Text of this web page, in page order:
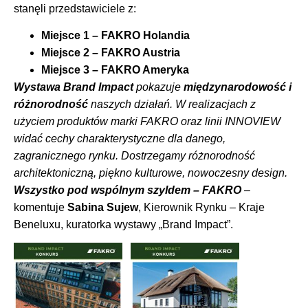
stanęli przedstawiciele z:
Miejsce 1 – FAKRO Holandia
Miejsce 2 – FAKRO Austria
Miejsce 3 – FAKRO Ameryka
Wystawa Brand Impactpokazuje międzynarodowość i
różnorodność naszych działań. W realizacjach z
użyciem produktów marki FAKRO oraz linii INNOVIEW
widać cechy charakterystyczne dla danego,
zagranicznego rynku. Dostrzegamy różnorodność
architektoniczną, piękno kulturowe, nowoczesny design.
Wszystko pod wspólnym szyldem – FAKRO–
komentuje Sabina Sujew, Kierownik Rynku – Kraje
Beneluxu, kuratorka wystawy „Brand Impact”.